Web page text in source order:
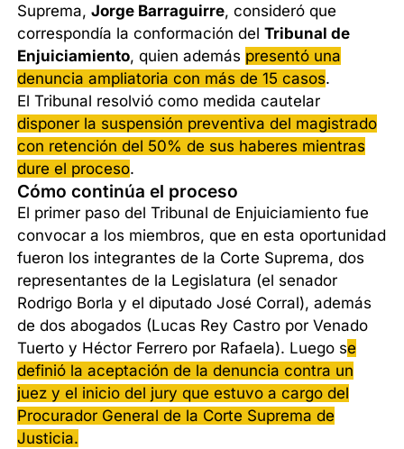
Suprema,Jorge Barraguirre, consideró que
correspondía la conformación delTribunal de
Enjuiciamiento, quien además presentó una
denuncia ampliatoria con más de 15 casos.
El Tribunal resolvió como medida cautelar
disponer la suspensión preventiva del magistrado
con retención del 50% de sus haberes mientras
dure el proceso.
Cómo continúa el proceso
El primer paso del Tribunal de Enjuiciamiento fue
convocar a los miembros, que en esta oportunidad
fueron los integrantes de la Corte Suprema, dos
representantes de la Legislatura (el senador
Rodrigo Borla y el diputado José Corral), además
de dos abogados (Lucas Rey Castro por Venado
Tuerto y Héctor Ferrero por Rafaela). Luego se
definió la aceptación de la denuncia contra un
juez y el inicio del jury que estuvo a cargo del
Procurador General de la Corte Suprema de
Justicia.